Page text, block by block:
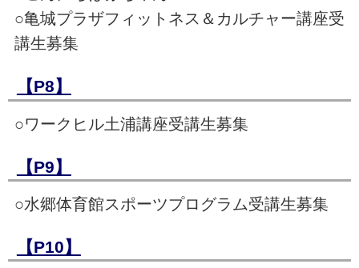
○亀城プラザフィットネス＆カルチャー講座受
講生募集
【P8】
○ワークヒル土浦講座受講生募集
【P9】
○水郷体育館スポーツプログラム受講生募集
【P10】